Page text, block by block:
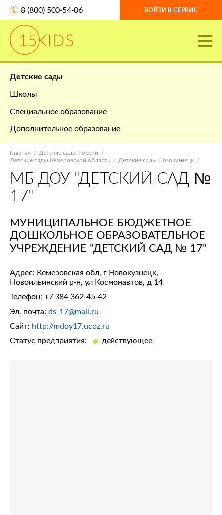
8 (800) 500-54-06 ВОЙТИ В СЕРВИС
Детские сады
Школы
Специальное образование
Дополнительное образование
Главная
Детские сады России
Детские сады Кемеровской области
Детские сады Новокузнецк
МБ ДОУ "ДЕТСКИЙ САД №
17"
МУНИЦИПАЛЬНОЕ БЮДЖЕТНОЕ
ДОШКОЛЬНОЕ ОБРАЗОВАТЕЛЬНОЕ
УЧРЕЖДЕНИЕ "ДЕТСКИЙ САД № 17"
Адрес: Кемеровская обл, г Новокузнецк,
Новоильинский р-н, ул Космонавтов, д 14
Телефон: +7 384 362-45-42
Эл. почта: ds_17@mail.ru
Сайт: http://mdoy17.ucoz.ru
Статус предприятия:
действующее